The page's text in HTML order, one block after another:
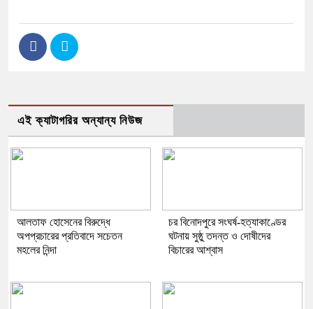
এই ক্যাটাগরির অন্যান্য নিউজ
আলতাফ হোসেনের বিরুদ্ধে
অপপ্রচারের প্রতিবাদে সচেতন
মহলের নিন্দা
চর বিনোদপুরে সংঘর্ষ-হত্যাকাণ্ডের
ঘটনায় সুষ্ঠু তদন্ত ও দোষীদের
বিচারের আশ্বাস